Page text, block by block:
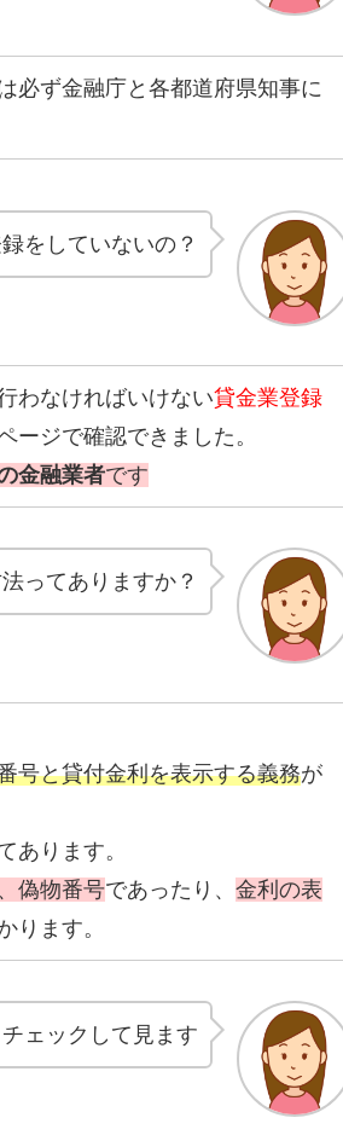
必ず金融庁と各都道府県知事に
をしていないの？
わなければいけない貸金業登録
ージで確認できました。
金融業者です
ってありますか？
号と貸付金利を表示する義務が
あります。
偽物番号であったり、 金利の表
ります。
ェックして見ます